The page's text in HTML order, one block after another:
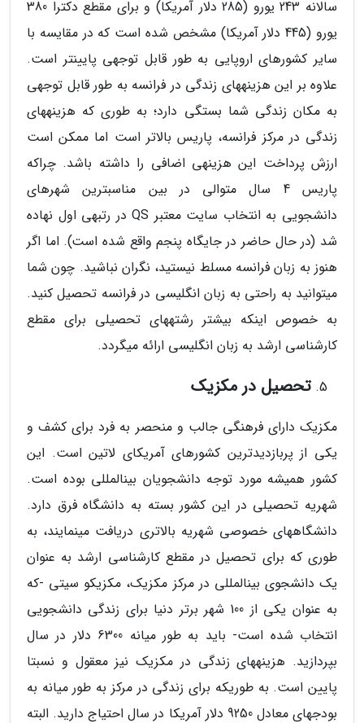
سالانه 243 یورو (285 دلار آمریکا) و برای مقطع دکترا 380
یورو (445 دلار آمریکا) مشخص شده است که در مقایسه با
سایر کشورهای اروپایی به طور قابل توجهی پایین­تر است.
علاوه بر این هزینه­های زندگی در فرانسه به طور قابل توجهی
به مکان زندگی شما بستگی دارد؛ به طوری که هزینه­های
زندگی در مرکز فرانسه، پاریس بالاتر است اما ممکن است
ارزش پرداخت این هزینه­ی اضافی را داشته باشد. چراکه
پاریس 4 سال متوالی در بین مناسب­ترین شهرهای
دانشجویی به انتخاب سایت معتبر QS در رتبه­ی اول نهاده
شد (در حال حاضر در جایگاه پنجم واقع شده است). اما اگر
هنوز به زبان فرانسه مسلط نیستید، نگران نباشید. چون شما
می­توانید به راحتی به زبان انگلیسی در فرانسه تحصیل کنید.
به خصوص اینکه بیشتر رشته­های تحصیلی برای مقطع
کارشناسی ارشد به زبان انگلیسی ارائه می­گردد.
تحصیل در مکزیک
مکزیک دارای فرهنگی جالب و منحصر به فرد برای کشف و
یکی از پربازدیدترین کشورهای آمریکای لاتین است. این
کشور همیشه مورد توجه دانشجویان بین­المللی بوده است.
شهریه تحصیلی در این کشور بسته به دانشگاه فرق دارد.
دانشگاه­های خصوصی شهریه بالاتری دریافت می­نمایند، به
طوری که برای تحصیل در مقطع کارشناسی ارشد به عنوان
یک دانشجوی بین­المللی در مرکز مکزیک، مکزیکو سیتی -که
به عنوان یکی از 100 شهر برتر دنیا برای زندگی دانشجویی
انتخاب شده است- باید به طور میانه 6300 دلار در سال
بپردازید. هزینه­های زندگی در مکزیک نیز معقول و نسبتا
پایین است. به طوری­که برای زندگی در مرکز به طور میانه به
بودجه­ای معادل 9250 دلار آمریکا در سال احتیاج دارید. البته